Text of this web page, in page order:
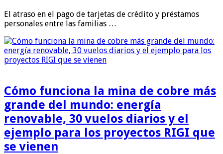
El atraso en el pago de tarjetas de crédito y préstamos
personales entre las familias …
Cómo funciona la mina de cobre más
grande del mundo: energía
renovable, 30 vuelos diarios y el
ejemplo para los proyectos RIGI que
se vienen